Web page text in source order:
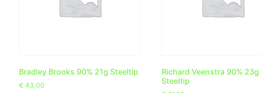
Bradley Brooks 90% 21g Steeltip
€ 43,00
Richard Veenstra 90% 23g
Steeltip